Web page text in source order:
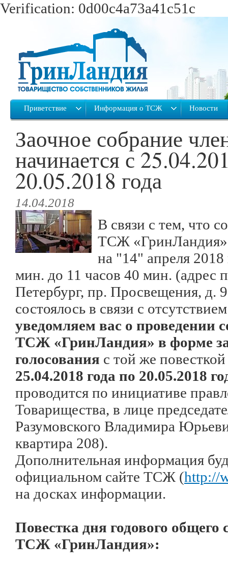
Verification: 0d00c4a73a41c51c
Приветствие Информация о ТСЖ Новости
Заочное собрание
начинается с
20.05.2018 года
14.04.2018
В связи с тем, что
ТСЖ
на "14" апреля 2018
мин. до 11 часов 40 мин. (адрес
Петербург, пр. Просвещения, д.
состоялось в связи с
уведомляем вас о проведении
ТСЖ «ГринЛандия» в форме
голосования с той же
25.04.2018 года по 20.05.2018
проводится по инициативе
Товарищества, в лице
Разумовского Владимира
квартира 208).
Дополнительная информация
официальном сайте ТСЖ (http://
на досках информации.
Повестка дня годового общего
ТСЖ «ГринЛандия»: